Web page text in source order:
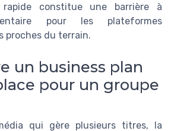
rapide constitue une barrière à
pour les plateformes
proches du terrain.
un business plan
pour un groupe
qui gère plusieurs titres, la